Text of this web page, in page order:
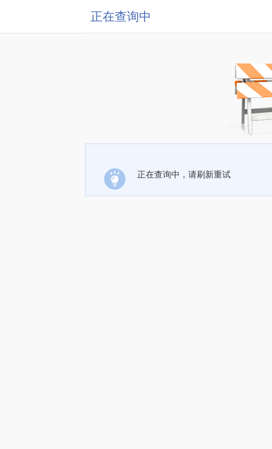
正在查询中
正在查询中，请刷新重试